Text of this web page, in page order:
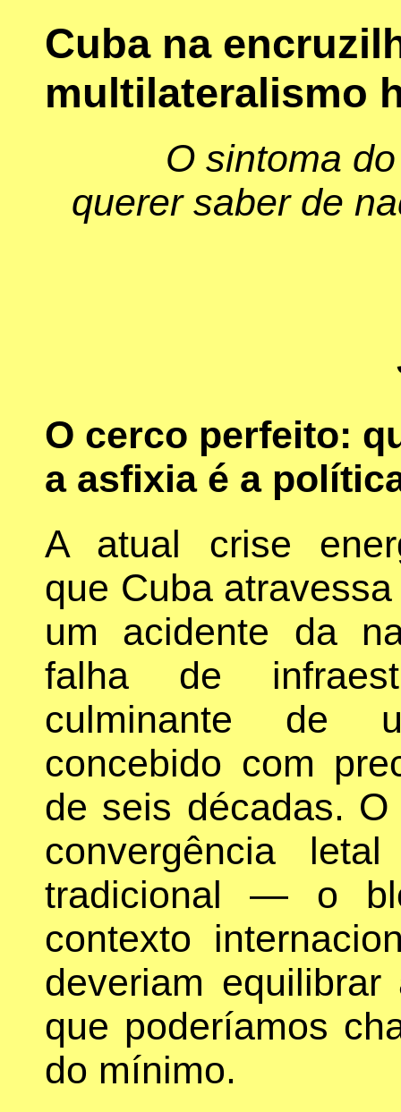
Cuba na
multilateralismo
O sintoma
querer saber de
O cerco perfeito:
a asfixia é a
A atual crise
que Cuba
um acidente da
falha de
culminante de
concebido com
de seis décadas.
convergência
tradicional — o
contexto
deveriam
que poderíamos
do mínimo.